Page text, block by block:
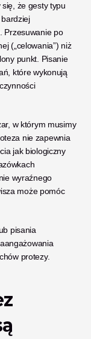
że gesty typu
bardziej
Przesuwanie po
(„celowania”) niż
punkt. Pisanie
które wykonują
w którym musimy
nie zapewnia
jak biologiczny
wyraźnego
może pomóc
pisania
protezy.